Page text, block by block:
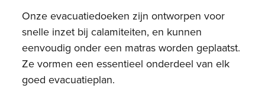
Onze evacuatiedoeken zijn ontworpen voor
snelle inzet bij calamiteiten, en kunnen
eenvoudig onder een matras worden geplaatst.
Ze vormen een essentieel onderdeel van elk
goed evacuatieplan.